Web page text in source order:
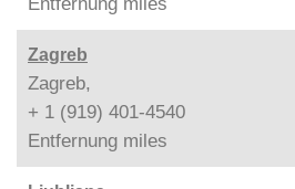
Zagreb
Zagreb,
+ 1 (919) 401-4540
Entfernung miles